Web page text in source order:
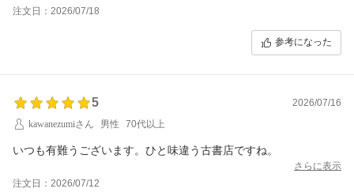
注文日：2026/07/18
参考になった
5
2026/07/16
kawanezumiさん
男性 70代以上
いつも有難うございます。ひと味違う古書店ですね。
さらに表示
注文日：2026/07/12